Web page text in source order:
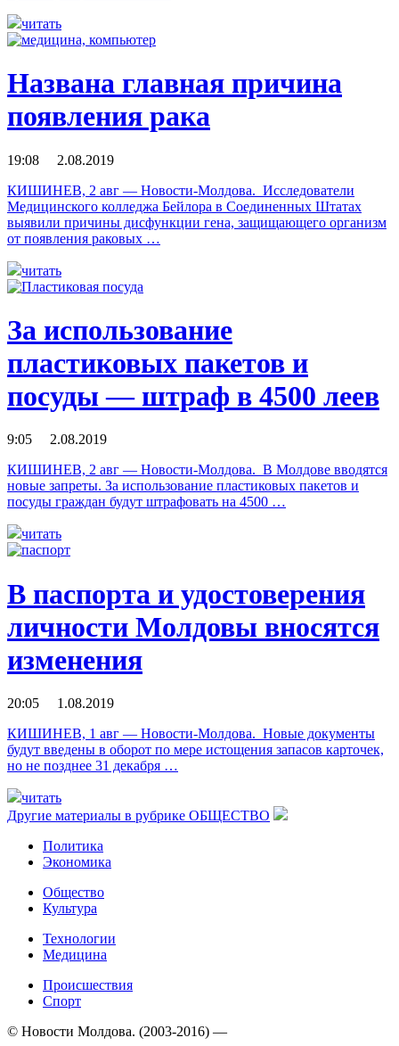
читать
Названа главная причина
появления рака
19:08 2.08.2019
КИШИНЕВ, 2 авг — Новости-Молдова. Исследователи
Медицинского колледжа Бейлора в Соединенных Штатах
выявили причины дисфункции гена, защищающего организм
от появления раковых …
читать
За использование
пластиковых пакетов и
посуды — штраф в 4500 леев
9:05 2.08.2019
КИШИНЕВ, 2 авг — Новости-Молдова. В Молдове вводятся
новые запреты. За использование пластиковых пакетов и
посуды граждан будут штрафовать на 4500 …
читать
В паспорта и удостоверения
личности Молдовы вносятся
изменения
20:05 1.08.2019
КИШИНЕВ, 1 авг — Новости-Молдова. Новые документы
будут введены в оборот по мере истощения запасов карточек,
но не позднее 31 декабря …
читать
Другие материалы в рубрике ОБЩЕСТВО
Политика
Экономика
Общество
Культура
Технологии
Медицина
Происшествия
Спорт
© Новости Молдова. (2003-2016) —